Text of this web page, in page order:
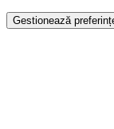
Gestionează